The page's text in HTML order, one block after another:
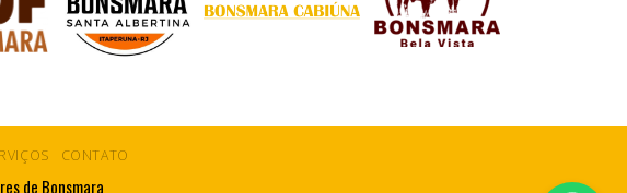
CONTATO
de Bonsmara